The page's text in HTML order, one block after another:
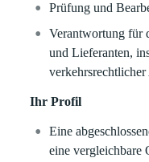
Prüfung und
Verantwortung für
und Lieferanten,
Ihr Profil
Eine
eine vergleichbare